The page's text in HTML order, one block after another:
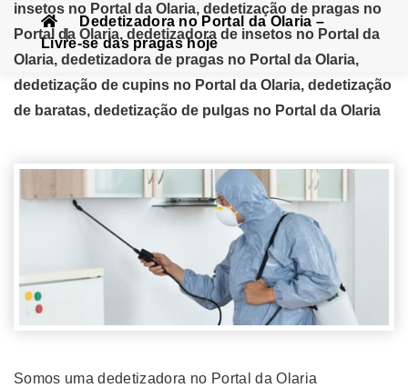
insetos no Portal da Olaria, dedetização de pragas no
Portal da Olaria, dedetizadora de insetos no Portal da
Olaria, dedetizadora de pragas no Portal da Olaria,
dedetização de cupins no Portal da Olaria, dedetização
de baratas, dedetização de pulgas no Portal da Olaria
Dedetizadora no Portal da Olaria –
Livre-se das pragas hoje
Somos uma dedetizadora no Portal da Olaria